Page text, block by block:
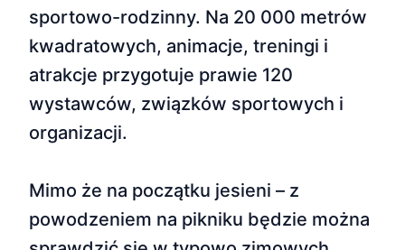
sportowo-rodzinny. Na 20 000 metrów
kwadratowych, animacje, treningi i
atrakcje przygotuje prawie 120
wystawców, związków sportowych i
organizacji.
Mimo że na początku jesieni – z
powodzeniem na pikniku będzie można